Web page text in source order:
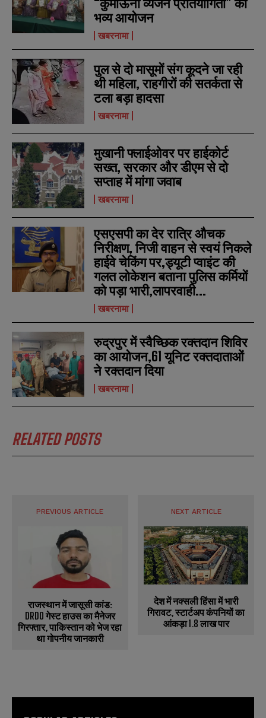
a
m
e
*
E
m
a
i
l
*
N
b
e
r
s
SUBMIT
a
m
e
*
E
m
a
i
l
*
N
b
e
r
s
SUBMIT
“कुमाऊँनी व्यंजन प्रतियोगिता” का
भव्य आयोजन
खबरनामा
पुल से दो मासूमों संग कूदने जा रही
थी महिला, राहगीरों की सतर्कता से
टला बड़ा हादसा
खबरनामा
मुखानी फ्लाईओवर पर हाईकोर्ट
सख्त, सरकार और डीएम से दो
सप्ताह में मांगा जवाब
खबरनामा
एसएसपी का देर रात्रि औचक
निरीक्षण, निजी वाहन से स्वयं निकले
हाईवे चेकिंग पर,ड्यूटी प्वाइंट की
गलत लोकेशन बताना पुलिस कर्मियों
को पड़ा भारी,लापरवाही...
खबरनामा
रुद्रपुर में स्वैच्छिक रक्तदान शिविर
का आयोजन,61 यूनिट रक्तदाताओं
ने रक्तदान दिया
खबरनामा
RELATED POSTS
PREVIOUS ARTICLE
राजस्थान में जासूसी कांड:
DRDO गेस्ट हाउस का मैनेजर
गिरफ्तार, पाकिस्तान को भेज रहा
था गोपनीय जानकारी
NEXT ARTICLE
देश में नक्सली हिंसा में भारी
गिरावट, स्टार्टअप कंपनियों का
आंकड़ा 1.8 लाख पार